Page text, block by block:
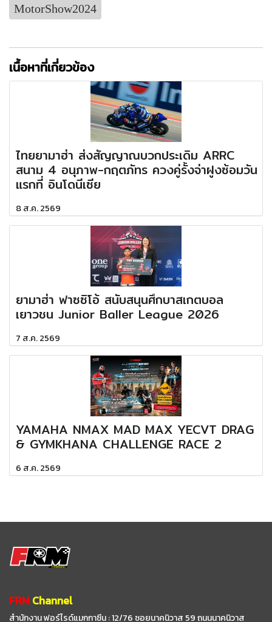
MotorShow2024
เนื้อหาที่เกี่ยวข้อง
ไทยยามาฮ่า ส่งสัญญาณบวกประเดิม ARRC
สนาม 4 อนุภาพ-กฤตภัทร ควงคู่รั้งจ่าฝูงซ้อมวัน
แรกที่ อินโดนีเซีย
8 ส.ค. 2569
ยามาฮ่า ฟาซซิโอ้ สนับสนุนศึกบาสเกตบอล
เยาวชน Junior Baller League 2026
7 ส.ค. 2569
YAMAHA NMAX MAD MAX YECVT DRAG
& GYMKHANA CHALLENGE RACE 2
6 ส.ค. 2569
FRMChannel
สำนักงาน ฟอร์ไรด์แมกกาซีน : 12/76 ซอยนาคนิวาส 59ถนนนาคนิวาส